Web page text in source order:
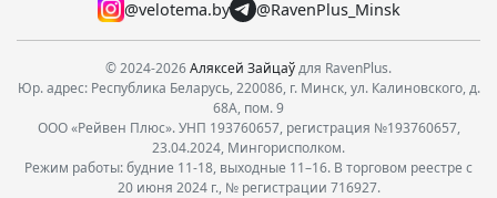
@velotema.by
@RavenPlus_Minsk
© 2024-2026Аляксей Зайцаўдля RavenPlus.
Юр. адрес: Республика Беларусь, 220086, г. Минск, ул. Калиновского, д.
68А, пом. 9
ООО «Рейвен Плюс». УНП 193760657, регистрация №193760657,
23.04.2024, Мингорисполком.
Режим работы: будние 11-18, выходные 11–16. В торговом реестре с
20 июня 2024 г., № регистрации 716927.